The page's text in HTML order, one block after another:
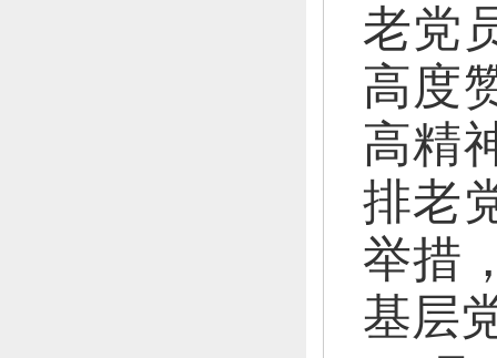
老党
高度
高精
排老
举措
基层